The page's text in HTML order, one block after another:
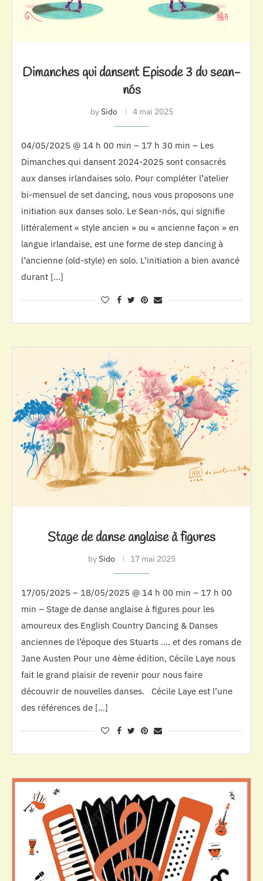
Dimanches qui dansent Episode 3 du sean-
nós
bySido 4 mai 2025
04/05/2025 @ 14 h 00 min – 17 h 30 min – Les
Dimanches qui dansent 2024-2025 sont consacrés
aux danses irlandaises solo. Pour compléter l’atelier
bi-mensuel de set dancing, nous vous proposons une
initiation aux danses solo. Le Sean-nós, qui signifie
littéralement « style ancien » ou « ancienne façon » en
langue irlandaise, est une forme de step dancing à
l’ancienne (old-style) en solo. L’initiation a bien avancé
durant […]
Stage de danse anglaise à figures
bySido 17 mai 2025
17/05/2025 – 18/05/2025 @ 14 h 00 min – 17 h 00
min – Stage de danse anglaise à figures pour les
amoureux des English Country Dancing & Danses
anciennes de l’époque des Stuarts …. et des romans de
Jane Austen Pour une 4ème édition, Cécile Laye nous
fait le grand plaisir de revenir pour nous faire
découvrir de nouvelles danses. Cécile Laye est l’une
des références de […]